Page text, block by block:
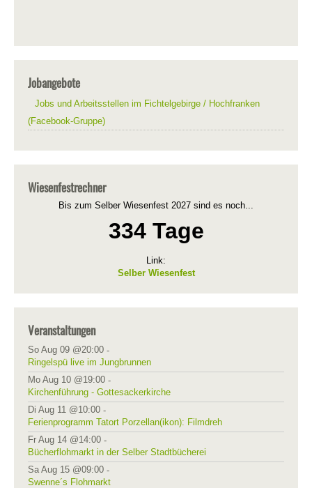
Jobangebote
Jobs und Arbeitsstellen im Fichtelgebirge / Hochfranken
(Facebook-Gruppe)
Wiesenfestrechner
Bis zum Selber Wiesenfest 2027 sind es noch...
334 Tage
Link:
Selber Wiesenfest
Veranstaltungen
So Aug 09 @20:00 -
Ringelspü live im Jungbrunnen
Mo Aug 10 @19:00 -
Kirchenführung - Gottesackerkirche
Di Aug 11 @10:00 -
Ferienprogramm Tatort Porzellan(ikon): Filmdreh
Fr Aug 14 @14:00 -
Bücherflohmarkt in der Selber Stadtbücherei
Sa Aug 15 @09:00 -
Swenne´s Flohmarkt